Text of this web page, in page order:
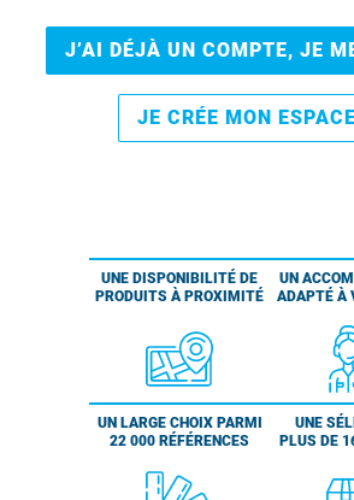
J’AI DÉJÀ UN COMPTE, JE
JE CRÉE MON
UNE DISPONIBILITÉ DE
PRODUITS À PROXIMITÉ
UN
ADAPTÉ À
UN LARGE CHOIX PARMI
22 000 RÉFÉRENCES
UNE
PLUS DE